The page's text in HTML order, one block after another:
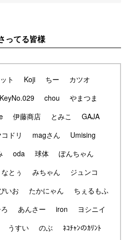
ってる皆様
ト Koji ちー
カツオ
KeyNo.029 chou
やまつま
伊藤商店 とみこ
GAJA
ドリ magさん
Umising
oda 球体
ぽんちゃん
なとぅ みちゃん
ジュンコ
いお たかにゃん
ちぇるもふ
あんさー iron
ヨシニイ
うすい のぶ
ﾈｺﾁｬﾝのｶﾘﾝﾄ